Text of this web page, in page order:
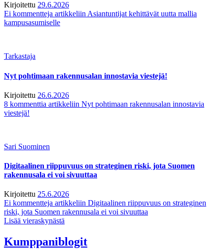
Kirjoitettu 29.6.2026
Ei kommentteja artikkeliin Asiantuntijat kehittävät uutta mallia
kampusasumiselle
Tarkastaja
Nyt pohtimaan rakennusalan innostavia viestejä!
Kirjoitettu 26.6.2026
8 kommenttia artikkeliin Nyt pohtimaan rakennusalan innostavia
viestejä!
Sari Suominen
Digitaalinen riippuvuus on strateginen riski, jota Suomen
rakennusala ei voi sivuuttaa
Kirjoitettu 25.6.2026
Ei kommentteja artikkeliin Digitaalinen riippuvuus on strateginen
riski, jota Suomen rakennusala ei voi sivuuttaa
Lisää vieraskynästä
Kumppaniblogit